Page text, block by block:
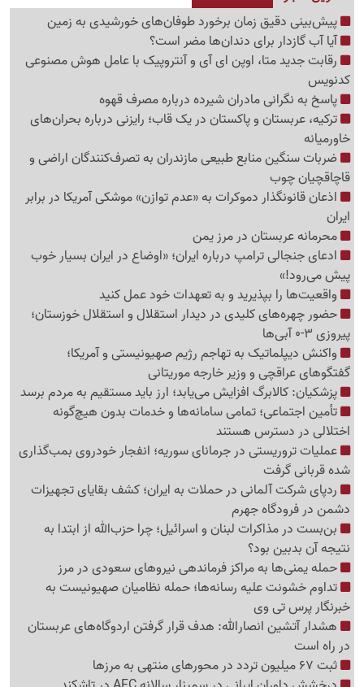
پیش‌بینی دقیق زمان برخورد طوفان‌های خورشیدی به زمین
آیا آب گازدار برای دندان‌ها مضر است؟
رقابت جدید متا، اوپن ای آی و آنتروپیک با عامل هوش مصنوعی
کدنویس
پاسخ به نگرانی مادران شیرده درباره مصرف قهوه
ترکیه، عربستان و پاکستان در یک قاب؛ رایزنی درباره بحران‌های
خاورمیانه
ضربات سنگین منابع طبیعی مازندران به تصرف‌کنندگان اراضی و
قاچاقچیان چوب
اذعان قانونگذار دموکرات به «عدم توازن» موشکی آمریکا در برابر
ایران
محرمانه عربستان در مرز یمن
ادعای جنجالی ترامپ درباره ایران؛ «اوضاع در ایران بسیار خوب
پیش می‌رود!»
واقعیت‌ها را بپذیرید و به تعهدات خود عمل کنید
حضور چهره‌های کلیدی در دیدار استقلال و استقلال خوزستان؛
پیروزی 3-0 آبی‌ها
واکنش دیپلماتیک به تهاجم رژیم صهیونیستی و آمریکا؛
گفتگوهای عراقچی و وزیر خارجه موریتانی
پزشکیان: کالابرگ افزایش می‌یابد؛ ارز باید مستقیم به مردم برسد
تأمین اجتماعی؛ تمامی سامانه‌ها و خدمات بدون هیچ‌گونه
اختلالی در دسترس هستند
عملیات تروریستی در جرمانای سوریه؛ انفجار خودروی بمب‌گذاری
شده قربانی گرفت
ردپای شرکت آلمانی در حملات به ایران؛ کشف بقایای تجهیزات
دشمن در فرودگاه جهرم
بن‌بست در مذاکرات لبنان و اسرائیل؛ چرا حزب‌الله از ابتدا به
نتیجه آن بدبین بود؟
حمله یمنی‌ها به مراکز فرماندهی نیروهای سعودی در مرز
تداوم خشونت علیه رسانه‌ها؛ حمله نظامیان صهیونیست به
خبرنگار پرس تی وی
هشدار آتشین انصارالله: هدف قرار گرفتن اردوگاه‌های عربستان
در راه است
ثبت 67 میلیون تردد در محورهای منتهی به مرزها